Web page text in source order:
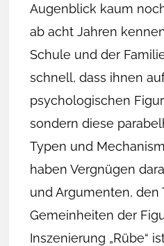
Augenblick kaum
ab acht Jahren
Schule und der
schnell, dass ihnen
psychologischen
sondern diese
Typen und
haben Vergnügen
und Argumenten, den
Gemeinheiten der
Inszenierung „Rübe“